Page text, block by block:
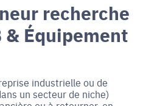
recherche
& Équipement
industrielle ou de
un secteur de niche)